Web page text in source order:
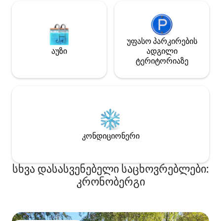
აუზი
უფასო პარკირების
ადგილი
ტერიტორიაზე
კონდიციონერი
სხვა დასასვენებელი საცხოვრებლები:
კრონობერგი